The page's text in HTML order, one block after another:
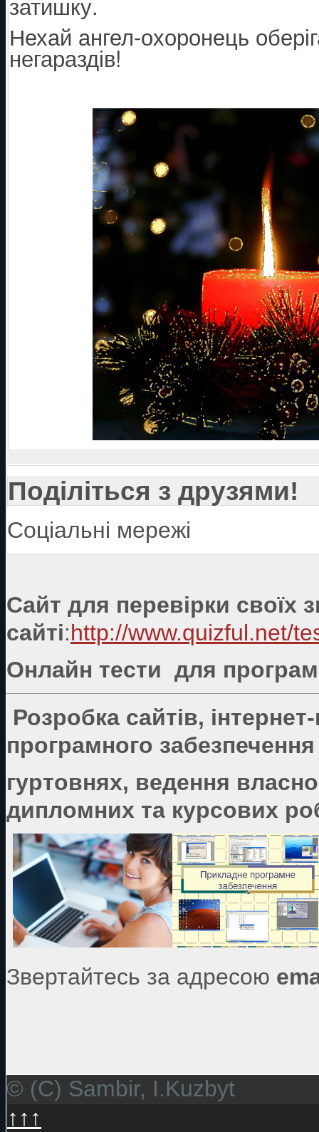
Нехай ангел-охоронець
негараздів!
Поділіться з друзями!
Соціальні мережі
Сайт для перевірки своїх
сайті:http://www.quizful.net/
Онлайн тести для
Розробка сайтів,
програмного
гуртовнях, ведення
дипломних та курсових
Звертайтесь за адресою
© (C) Sambir, I.Kuzbyt
↑↑↑